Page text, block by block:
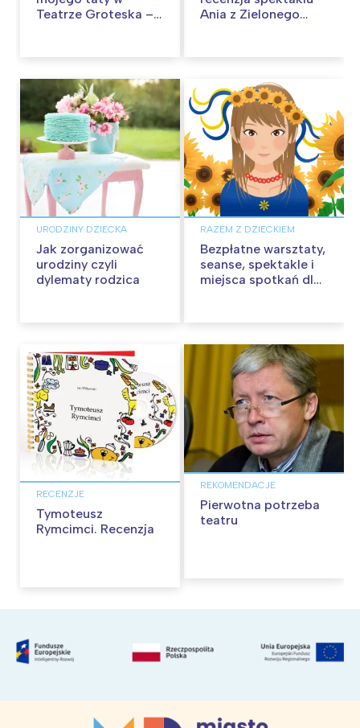
Teatrze Groteska –
Ania z Zielonego
URODZINY DZIECKA
Jak zorganizować
urodziny czyli
dylematy rodzica
RAZEM Z DZIECKIEM
Bezpłatne warsztaty,
seanse, spektakle i
miejsca spotkań dla
RECENZJE
Tymoteusz
Rymcimci. Recenzja
REKOMENDACJE
Pierwotna potrzeba
teatru